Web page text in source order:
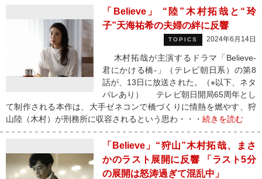
「Believe」 “陸”木村拓哉と“玲
子”天海祐希の夫婦の絆に反響
TOPICS 2024年6月14日
木村拓哉が主演するドラマ「Believe-
君にかける橋-」（テレビ朝日系）の第8
話が、13日に放送された。（※以下、ネタ
バレあり） テレビ朝日開局65周年とし
て制作される本作は、大手ゼネコンで橋づくりに情熱を燃やす、狩
山陸（木村）が刑務所に収容されるという思わ・・・ 続きを読む
「Believe」“狩山”木村拓哉、まさ
かのラスト展開に反響 「ラスト5分
の展開は怒涛過ぎて混乱中」